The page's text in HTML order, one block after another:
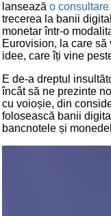
lansează o
trecerea la banii
monetar într-o
Eurovision, la care
idee, care îți vine
E de-a dreptul
încât să ne prezinte
cu voioșie, din
folosească banii
bancnotele și